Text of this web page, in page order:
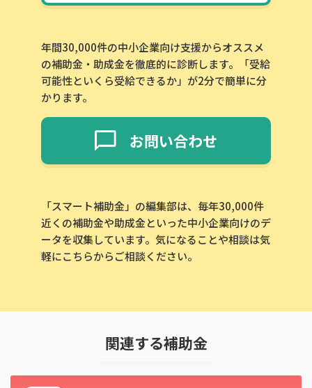
年間30,000件の中小企業向け支援からオススメ
の補助金・助成金を徹底的に診断します。「受給
可能性といくら受給できるか」が2分で簡単に分
かります。
お問い合わせ
「スマート補助金」の編集部は、毎年30,000件
近くの補助金や助成金といった中小企業向けのデ
ータを収集しています。気になることや相談は気
軽にこちらからご相談ください。
関連する補助金